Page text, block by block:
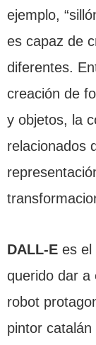
ejemplo,
es capaz de
diferentes.
creación de
y objetos, la
relacionados
DALL-E es el
querido dar a
robot
pintor